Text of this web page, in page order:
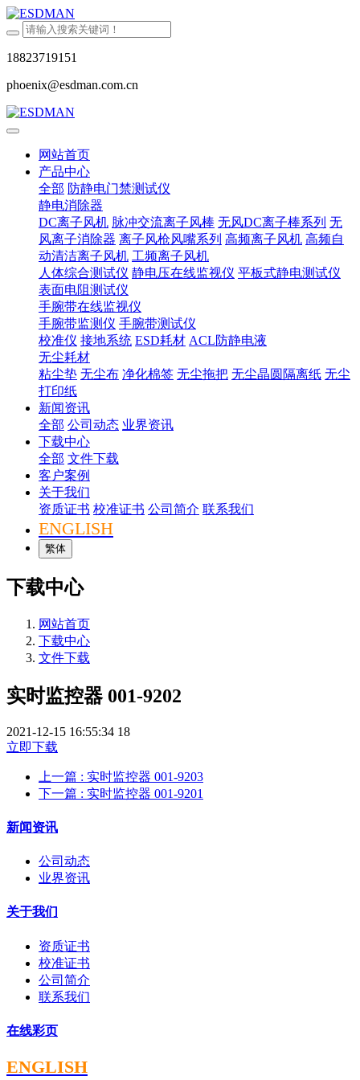
18823719151
phoenix@esdman.com.cn
网站首页
产品中心
全部 防静电门禁测试仪
静电消除器
DC离子风机 脉冲交流离子风棒 无风DC离子棒系列 无
风离子消除器 离子风枪风嘴系列 高频离子风机 高频自
动清洁离子风机 工频离子风机
人体综合测试仪 静电压在线监视仪 平板式静电测试仪
表面电阻测试仪
手腕带在线监视仪
手腕带监测仪 手腕带测试仪
校准仪 接地系统 ESD耗材 ACL防静电液
无尘耗材
粘尘垫 无尘布 净化棉签 无尘拖把 无尘晶圆隔离纸 无尘
打印纸
新闻资讯
全部 公司动态 业界资讯
下载中心
全部 文件下载
客户案例
关于我们
资质证书 校准证书 公司简介 联系我们
ENGLISH
繁体
下载中心
网站首页
下载中心
文件下载
实时监控器 001-9202
2021-12-15 16:55:34 18
立即下载
上一篇 : 实时监控器 001-9203
下一篇 : 实时监控器 001-9201
新闻资讯
公司动态
业界资讯
关于我们
资质证书
校准证书
公司简介
联系我们
在线彩页
ENGLISH